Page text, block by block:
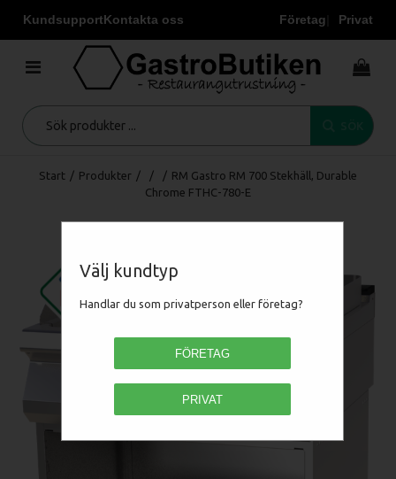
KundsupportKontakta oss Företag Privat
Välj kundtyp
Handlar du som privatperson eller företag?
FÖRETAG
PRIVAT
Start / Produkter / / / RM Gastro RM 700 Stekhäll, Durable
Chrome FTHC-780-E